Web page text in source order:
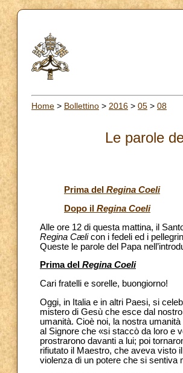
Home > Bollettino > 2016 > 05 > 08
Le parole
Prima del Regina Coeli
Dopo il Regina Coeli
Alle ore 12 di questa mattina, il
Regina Cælicon i fedeli ed i
Queste le parole del Papa
Prima del Regina Coeli
Cari fratelli e sorelle, buongiorno!
Oggi, in Italia e in altri Paesi, si
mistero di Gesù che esce dal
umanità. Cioè noi, la nostra
al Signore che «si staccò da loro e
prostrarono davanti a lui; poi
rifiutato il Maestro, che aveva visto
violenza di un potere che si sentiva